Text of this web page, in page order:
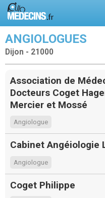
ANGIOLOGUES
Dijon - 21000
Association de
Docteurs Coget
Mercier et Mossé
Angiologue
Cabinet Angéiologie
Angiologue
Coget Philippe